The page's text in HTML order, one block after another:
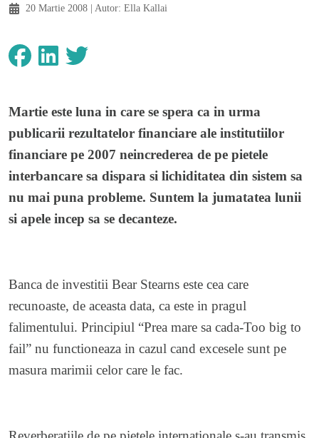
20 Martie 2008 | Autor: Ella Kallai
Martie este luna in care se spera ca in urma
publicarii rezultatelor financiare ale institutiilor
financiare pe 2007 neincrederea de pe pietele
interbancare sa dispara si lichiditatea din sistem sa
nu mai puna probleme. Suntem la jumatatea lunii
si apele incep sa se decanteze.
Banca de investitii Bear Stearns este cea care
recunoaste, de aceasta data, ca este in pragul
falimentului. Principiul “Prea mare sa cada-Too big to
fail” nu functioneaza in cazul cand excesele sunt pe
masura marimii celor care le fac.